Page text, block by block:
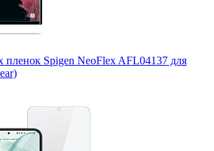
Spigen NeoFlex AFL04137 для